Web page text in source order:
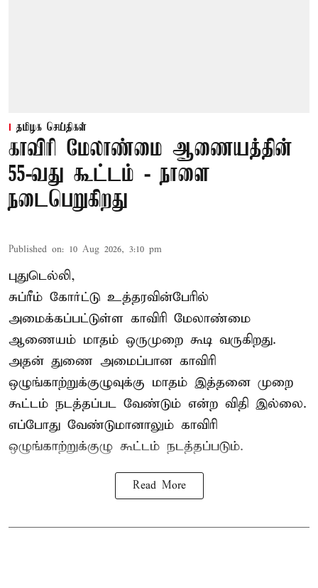
தமிழக செய்திகள்
காவிரி மேலாண்மை ஆணையத்தின்
55-வது கூட்டம் - நாளை
நடைபெறுகிறது
Published on: 10 Aug 2026, 3:10 pm
புதுடெல்லி,
சுப்ரீம் கோர்ட்டு உத்தரவின்பேரில்
அமைக்கப்பட்டுள்ள காவிரி மேலாண்மை
ஆணையம் மாதம் ஒருமுறை கூடி வருகிறது.
அதன் துணை அமைப்பான காவிரி
ஒழுங்காற்றுக்குழுவுக்கு மாதம் இத்தனை முறை
கூட்டம் நடத்தப்பட வேண்டும் என்ற விதி இல்லை.
எப்போது வேண்டுமானாலும் காவிரி
ஒழுங்காற்றுக்குழு கூட்டம் நடத்தப்படும்.
Read More